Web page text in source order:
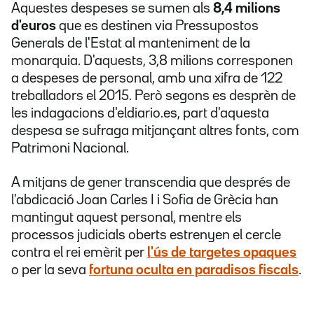
Aquestes despeses se sumen als 8,4 milions
d'euros que es destinen via Pressupostos
Generals de l'Estat al manteniment de la
monarquia. D'aquests, 3,8 milions corresponen
a despeses de personal, amb una xifra de 122
treballadors el 2015. Però segons es desprèn de
les indagacions d'eldiario.es, part d'aquesta
despesa se sufraga mitjançant altres fonts, com
Patrimoni Nacional.
A mitjans de gener transcendia que després de
l'abdicació Joan Carles I i Sofia de Grècia han
mantingut aquest personal, mentre els
processos judicials oberts estrenyen el cercle
contra el rei emèrit per l'ús de targetes opaques
o per la seva fortuna oculta en paradisos fiscals.